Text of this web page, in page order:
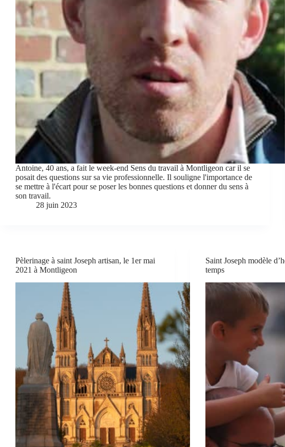
Antoine, 40 ans, a fait le week-end Sens du travail à Montligeon car il se
posait des questions sur sa vie professionnelle. Il souligne l'importance de
se mettre à l'écart pour se poser les bonnes questions et donner du sens à
son travail.
28 juin 2023
Pèlerinage à saint Joseph artisan, le 1er mai
2021 à Montligeon
Saint Joseph modèle
temps